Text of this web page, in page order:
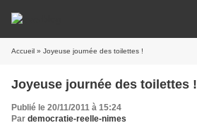
Accueil » Joyeuse journée des toilettes !
Joyeuse journée des toilettes !
Publié le 20/11/2011 à 15:24
Par democratie-reelle-nimes